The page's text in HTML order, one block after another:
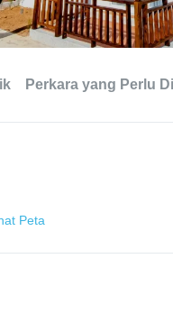
Perkara yang Perlu
Peta